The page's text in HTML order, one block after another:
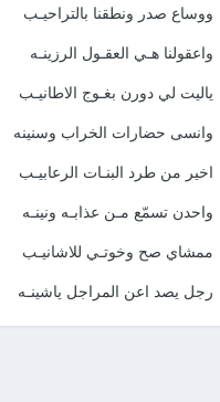
ووساع صدر ونطقنا بالتراحيـب
واعقولنا هـي العقـول الرزينـه
ياليت لي دورن بغـوج الاطانيـب
وانسى حضارات الخراب وسنينه
اخير من طرد البنـات الرعابيـب
واحدن تسمّع مـن عذابـه ونينـه
ممشاي صح وخوتـي للاشانيـب
رجل يصد اعن المراجل ياشينـه